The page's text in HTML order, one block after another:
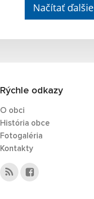
Načítať ďalšie
Rýchle odkazy
O obci
História obce
Fotogaléria
Kontakty